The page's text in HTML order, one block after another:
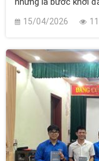
15/04/2026